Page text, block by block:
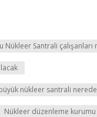
Nükleer Santrali
nükleer santrali
Nükleer düzenleme kurumu